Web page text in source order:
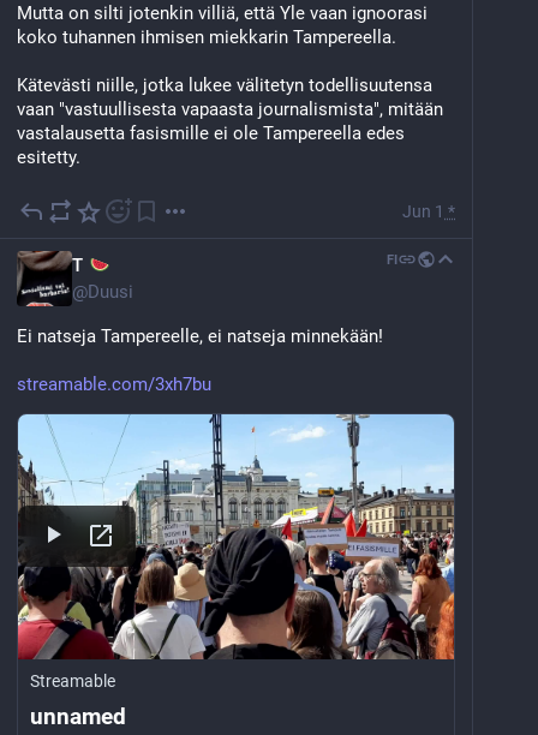
Mutta on silti jotenkin villiä, että Yle vaan ignoorasi
koko tuhannen ihmisen miekkarin Tampereella.
Kätevästi niille, jotka lukee välitetyn todellisuutensa
vaan "vastuullisesta vapaasta journalismista", mitään
vastalausetta fasismille ei ole Tampereella edes
esitetty.
Jun 1 *
T
@Duusi
FI
Ei natseja Tampereelle, ei natseja minnekään!
streamable.com/3xh7bu
Streamable
unnamed